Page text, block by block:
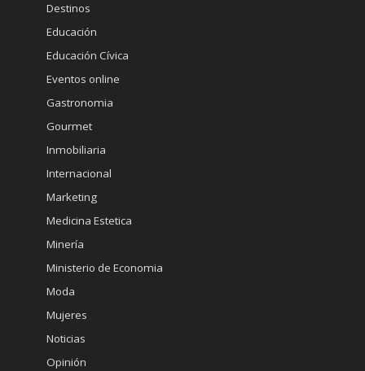
Destinos
Educación
Educación Cívica
Eventos online
Gastronomia
Gourmet
Inmobiliaria
Internacional
Marketing
Medicina Estetica
Minería
Ministerio de Economia
Moda
Mujeres
Noticias
Opinión